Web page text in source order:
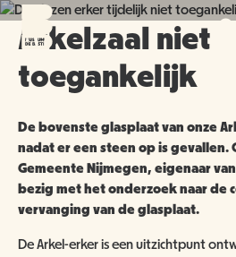
Overslaan
naar
Skip
main
navigation
Skip
search
PLAN JE BEZOEK
TICKETS
OPENINGSTIJDEN
ENTREEPRIJZEN
AGENDA
OVER ONS
MISSIE EN VISIE
Arkelzaal niet
toegankelijk
De bovenste glasplaat van onze
nadat er een steen op is gevallen.
Gemeente Nijmegen, eigenaar
bezig met het onderzoek naar de
vervanging van de glasplaat.
De Arkel-erker is een uitzichtpunt